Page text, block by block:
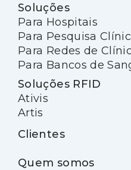
Soluções
Para Hospitais
Para Pesquisa
Para Redes de
Para Bancos de
Soluções RFID
Ativis
Artis
Clientes
Quem somos